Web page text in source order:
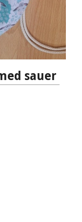
sauer